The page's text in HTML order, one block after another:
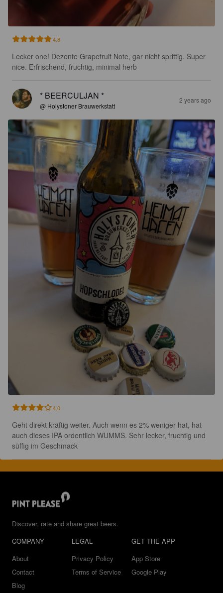
4.8
Lecker one! Dezente Grapefruit Note, gar nicht sprittig. Super
nice. Erfrischend, fruchtig, minimal herb
* BEERCULJAN *
@ Holystoner Brauwerkstatt
2 years ago
4.0
Geht direkt kräftig weiter. Auch wenn es 2% weniger hat, hat
auch dieses IPA ordentlich WUMMS. Sehr lecker, fruchtig und
süffig im Geschmack
Discover, rate and share great beers.
COMPANY
About
Contact
Blog
LEGAL
Privacy Policy
Terms of Service
GET THE APP
App Store
Google Play